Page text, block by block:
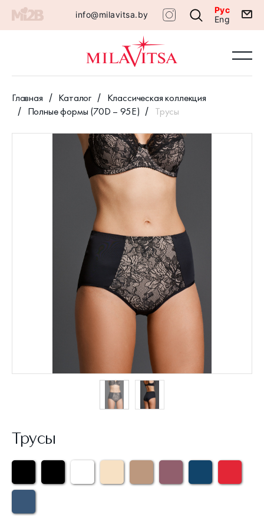
info@milavitsa.by
Рус
Eng
Главная Каталог
Классическая коллекция
Полные формы (70D – 95E)
Трусы
Трусы